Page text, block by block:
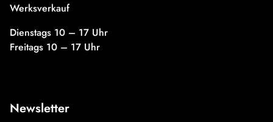
Werksverkauf
Dienstags 10 – 17 Uhr
Freitags 10 – 17 Uhr
Newsletter